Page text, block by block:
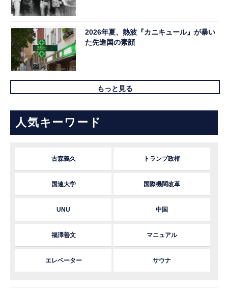
2026年夏、熱波『カニキュール』が暴い
た先進国の素顔
もっと見る
人気キーワード
古森義久 トランプ政権
国連大学 国際機関改革
UNU 中国
福澤善文 マニュアル
エレベーター サウナ